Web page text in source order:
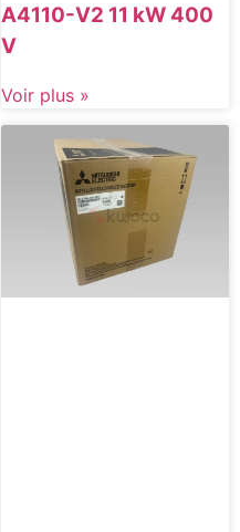
A4110-V2 11 kW 400
V
Voir plus »